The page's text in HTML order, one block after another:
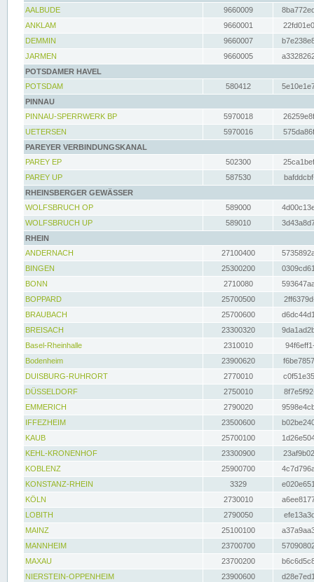
AALBUDE
9660009
ANKLAM
9660001
DEMMIN
9660007
JARMEN
9660005
POTSDAMER HAVEL
POTSDAM
580412
PINNAU
PINNAU-SPERRWERK BP
5970018
UETERSEN
5970016
PAREYER VERBINDUNGSKANAL
PAREY EP
502300
PAREY UP
587530
RHEINSBERGER GEWÄSSER
WOLFSBRUCH OP
589000
WOLFSBRUCH UP
589010
RHEIN
ANDERNACH
27100400
BINGEN
25300200
BONN
2710080
BOPPARD
25700500
BRAUBACH
25700600
BREISACH
23300320
Basel-Rheinhalle
2310010
Bodenheim
23900620
DUISBURG-RUHRORT
2770010
DÜSSELDORF
2750010
EMMERICH
2790020
IFFEZHEIM
23500600
KAUB
25700100
KEHL-KRONENHOF
23300900
KOBLENZ
25900700
KONSTANZ-RHEIN
3329
KÖLN
2730010
LOBITH
2790050
MAINZ
25100100
MANNHEIM
23700700
MAXAU
23700200
NIERSTEIN-OPPENHEIM
23900600